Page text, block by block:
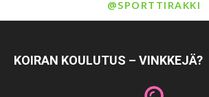
@SPORTTIRAKKI
KOIRAN KOULUTUS – VINKKEJÄ?